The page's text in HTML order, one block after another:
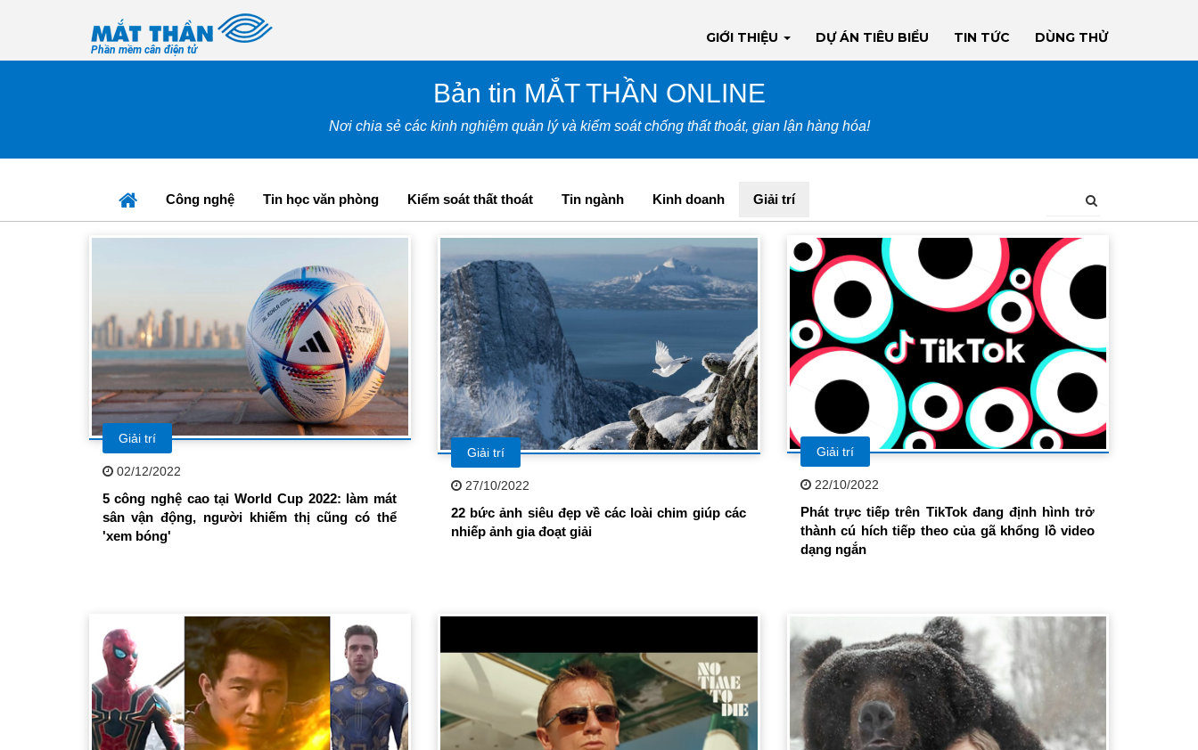
Phần mềm cân điện tử
GIỚI THIỆU DỰ ÁN TIÊU BIỂU TIN TỨC DÙNG THỬ
Bản tin MẮT THẦN ONLINE
Nơi chia sẻ các kinh nghiệm quản lý và kiểm soát chống thất thoát, gian lận hàng hóa!
Công nghệ Tin học văn phòng Kiểm soát thất thoát Tin ngành Kinh doanh Giải trí
Giải trí
02/12/2022
5 công nghệ cao tại World Cup 2022: làm mát
sân vận động, người khiếm thị cũng có thể
'xem bóng'
Giải trí
27/10/2022
22 bức ảnh siêu đẹp về các loài chim giúp các
nhiếp ảnh gia đoạt giải
Giải trí
22/10/2022
Phát trực tiếp trên TikTok đang định hình trở
thành cú hích tiếp theo của gã khổng lồ video
dạng ngắn